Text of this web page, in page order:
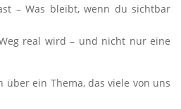
– Was bleibt, wenn du sichtbar
real wird – und nicht nur eine
über ein Thema, das viele von uns